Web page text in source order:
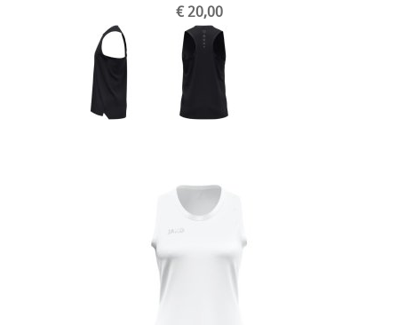
€ 20,00